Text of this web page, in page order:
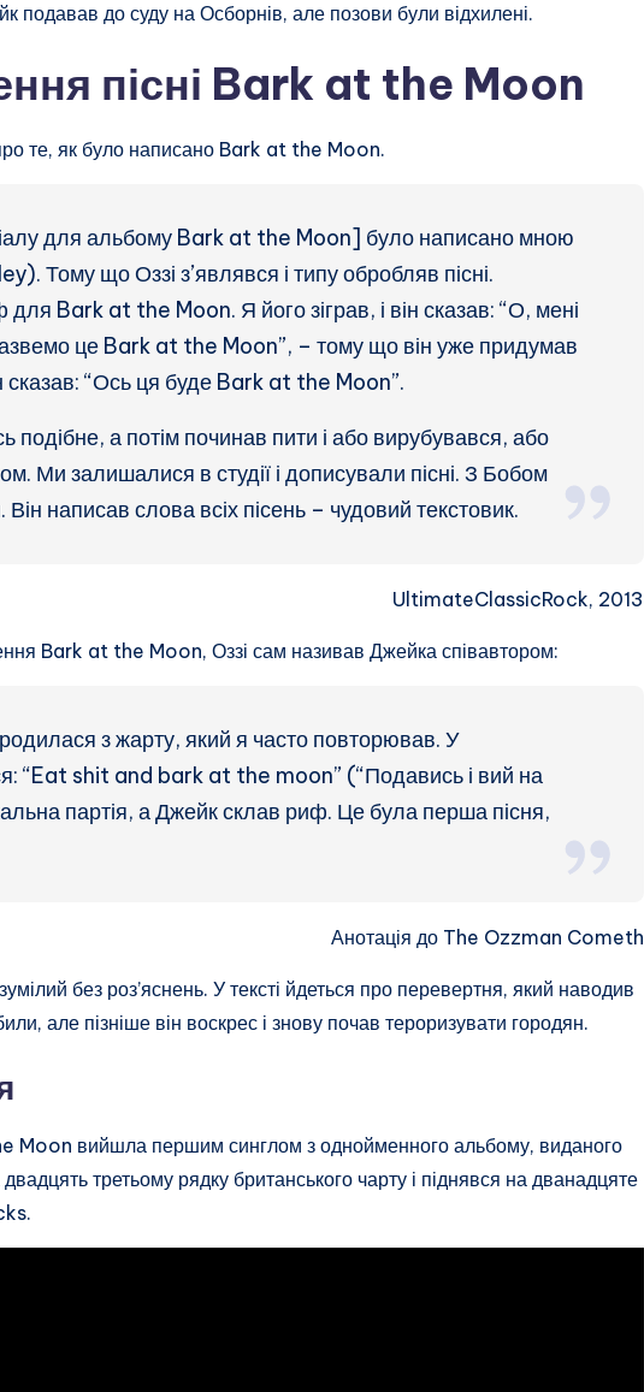
подавав до суду на Осборнів, але позови були відхилені.
пісні Bark at the Moon
те, як було написано Bark at the Moon.
для альбому Bark at the Moon] було написано мною
Тому що Оззі з’являвся і типу обробляв пісні.
Bark at the Moon. Я його зіграв, і він сказав: “О, мені
це Bark at the Moon”, – тому що він уже придумав
сказав: “Ось ця буде Bark at the Moon”.
подібне, а потім починав пити і або вирубувався, або
Ми залишалися в студії і дописували пісні. З Бобом
написав слова всіх пісень – чудовий текстовик.
UltimateClassicRock, 2013
Bark at the Moon, Оззі сам називав Джейка співавтором:
з жарту, який я часто повторював. У
“Eat shit and bark at the moon” (“Подавись і вий на
партія, а Джейк склав риф. Це була перша пісня,
Анотація до The Ozzman Cometh
без роз’яснень. У тексті йдеться про перевертня, який наводив
але пізніше він воскрес і знову почав тероризувати городян.
Moon вийшла першим синглом з однойменного альбому, виданого
третьому рядку британського чарту і піднявся на дванадцяте